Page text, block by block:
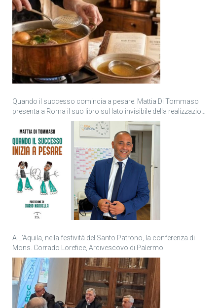
Quando il successo comincia a pesare: Mattia Di Tommaso
presenta a Roma il suo libro sul lato invisibile della realizzazione
A L’Aquila, nella festività del Santo Patrono, la conferenza di
Mons. Corrado Lorefice, Arcivescovo di Palermo